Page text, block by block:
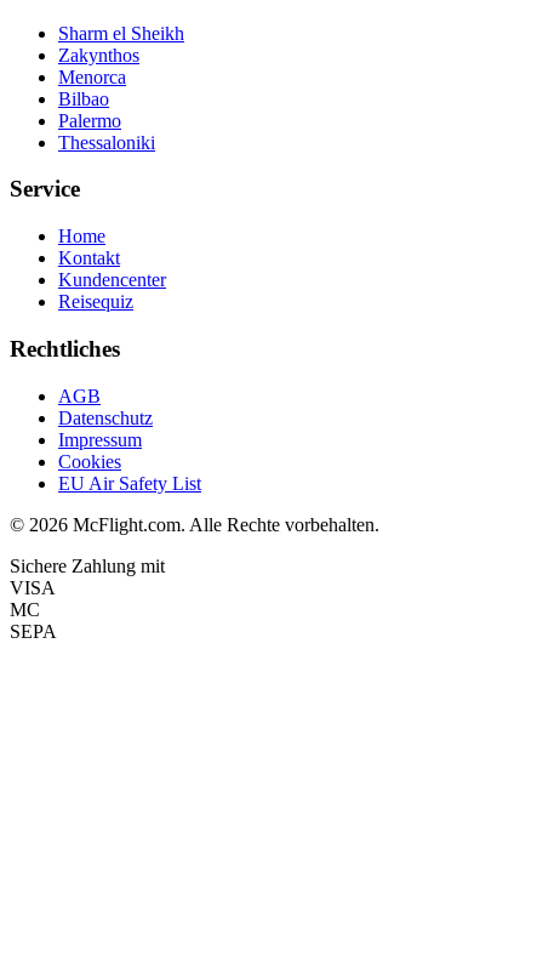
Sharm el Sheikh
Zakynthos
Menorca
Bilbao
Palermo
Thessaloniki
Service
Home
Kontakt
Kundencenter
Reisequiz
Rechtliches
AGB
Datenschutz
Impressum
Cookies
EU Air Safety List
© 2026 McFlight.com. Alle Rechte vorbehalten.
Sichere Zahlung mit
VISA
MC
SEPA